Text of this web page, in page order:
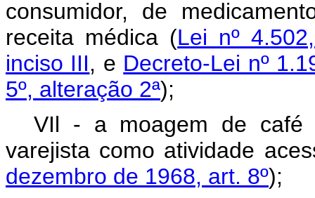
consumidor, de
receita médica (Lei nº
inciso III, e Decreto-Lei nº
5º, alteração 2ª);
VIl - a moagem de café
varejista como atividade
dezembro de 1968, art. 8º);